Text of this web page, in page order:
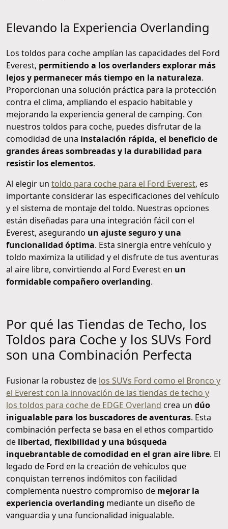
Elevando la Experiencia Overlanding
Los toldos para coche amplían las capacidades del Ford
Everest, permitiendo a los overlanders explorar más
lejos y permanecer más tiempo en la naturaleza.
Proporcionan una solución práctica para la protección
contra el clima, ampliando el espacio habitable y
mejorando la experiencia general de camping. Con
nuestros toldos para coche, puedes disfrutar de la
comodidad de una instalación rápida, el beneficio de
grandes áreas sombreadas y la durabilidad para
resistir los elementos.
Al elegir un toldo para coche para el Ford Everest, es
importante considerar las especificaciones del vehículo
y el sistema de montaje del toldo. Nuestras opciones
están diseñadas para una integración fácil con el
Everest, asegurando un ajuste seguro y una
funcionalidad óptima. Esta sinergia entre vehículo y
toldo maximiza la utilidad y el disfrute de tus aventuras
al aire libre, convirtiendo al Ford Everest en un
formidable compañero overlanding.
Por qué las Tiendas de Techo, los
Toldos para Coche y los SUVs Ford
son una Combinación Perfecta
Fusionar la robustez de los SUVs Ford como el Bronco y
el Everest con la innovación de las tiendas de techo y
los toldos para coche de EDGE Overland crea un dúo
inigualable para los buscadores de aventuras. Esta
combinación perfecta se basa en el ethos compartido
de libertad, flexibilidad y una búsqueda
inquebrantable de comodidad en el gran aire libre. El
legado de Ford en la creación de vehículos que
conquistan terrenos indómitos con facilidad
complementa nuestro compromiso de mejorar la
experiencia overlanding mediante un diseño de
vanguardia y una funcionalidad inigualable.